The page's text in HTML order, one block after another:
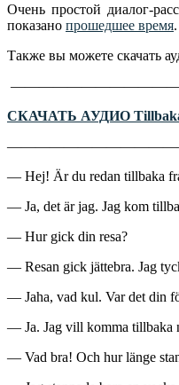
Очень простой диалог-
показано прошедшее время.
Также вы можете скачать
СКАЧАТЬ АУДИО Tillbaka
— Hej! Är du redan tillbaka
— Ja, det är jag. Jag kom
— Hur gick din resa?
— Resan gick jättebra. Jag
— Jaha, vad kul. Var det din
— Ja. Jag vill komma tillbaka
— Vad bra! Och hur länge